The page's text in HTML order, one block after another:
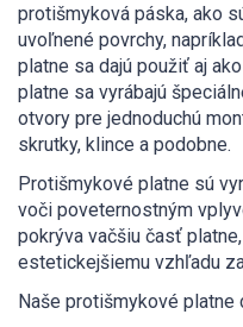
protišmyková páska, ako
uvoľnené povrchy,
platne sa dajú použiť aj
platne sa vyrábajú
otvory pre jednoduchú
skrutky, klince a podobne.
Protišmykové platne sú
voči poveternostným
pokrýva vačšiu časť
estetickejšiemu vzhľadu
Naše protišmykové platne